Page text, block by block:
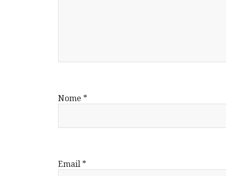
Nome *
Email *